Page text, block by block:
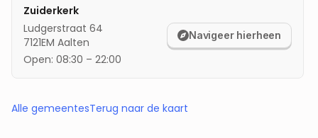
Zuiderkerk
Ludgerstraat 64
7121EM Aalten
Open: 08:30 – 22:00
Navigeer hierheen
Alle gemeentesTerug naar de kaart